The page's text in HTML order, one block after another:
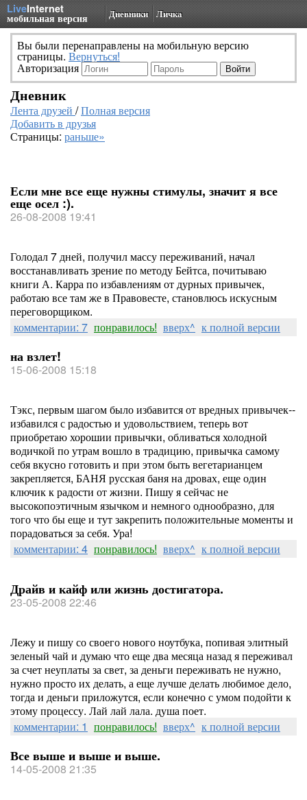
LiveInternet
мобильная версия Дневники Личка
Вы были перенаправлены на мобильную версию
страницы. Вернуться!
Авторизация
Дневник
Лента друзей /Полная версия
Добавить в друзья
Страницы: раньше»
Если мне все еще нужны стимулы, значит я все
еще осел :).
26-08-2008 19:41
Голодал 7 дней, получил массу переживаний, начал
восстанавливать зрение по методу Бейтса, почитываю
книги А. Карра по избавлениям от дурных привычек,
работаю все там же в Правовесте, становлюсь искусным
переговорщиком.
комментарии: 7 понравилось! вверх^ к полной версии
на взлет!
15-06-2008 15:18
Тэкс, первым шагом было избавится от вредных привычек--
избавился с радостью и удовольствием, теперь вот
приобретаю хорошии привычки, обливаться холодной
водичкой по утрам вошло в традицию, привычка самому
себя вкусно готовить и при этом быть вегетарианцем
закрепляется, БАНЯ русская баня на дровах, еще один
ключик к радости от жизни. Пишу я сейчас не
высокопоэтичным язычком и немного однообразно, для
того что бы еще и тут закрепить положительные моменты и
порадоваться за себя. Ура!
комментарии: 4 понравилось! вверх^ к полной версии
Драйв и кайф или жизнь достигатора.
23-05-2008 22:46
Лежу и пишу со своего нового ноутбука, попивая элитный
зеленый чай и думаю что еще два месяца назад я переживал
за счет неуплаты за свет, за деньги переживать не нужно,
нужно просто их делать, а еще лучше делать любимое дело,
тогда и деньги приложутся, если конечно с умом подойти к
этому процессу. Лай лай лала. душа поет.
комментарии: 1 понравилось! вверх^ к полной версии
Все выше и выше и выше.
14-05-2008 21:35